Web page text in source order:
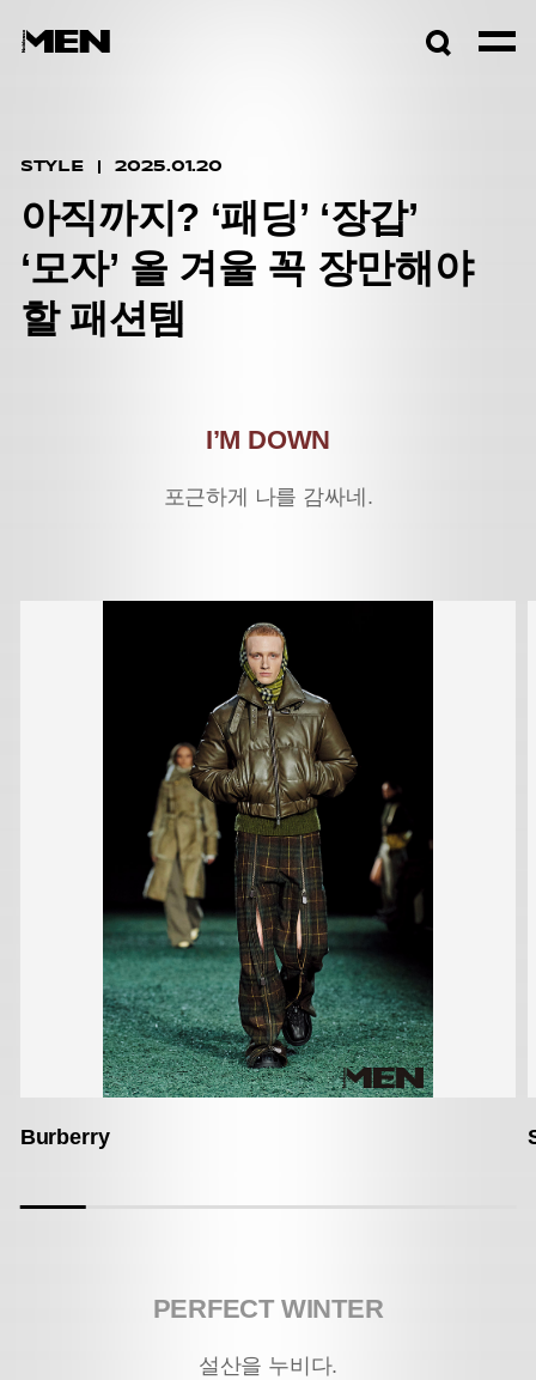
STYLE 2025.01.20
아직까지? ‘패딩’ ‘장갑’
‘모자’ 올 겨울 꼭 장만해야
할 패션템
I’M DOWN
포근하게 나를 감싸네.
Burberry
PERFECT WINTER
설산을 누비다.